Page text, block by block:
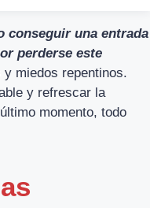
conseguir una entrada
perderse este
miedos repentinos.
y refrescar la
momento, todo